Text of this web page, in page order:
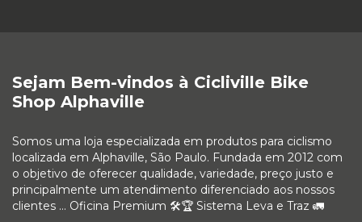
Sejam Bem-vindos à Cicliville Bike
Shop Alphaville
Somos uma loja especializada em produtos para ciclismo
localizada em Alphaville, São Paulo. Fundada em 2012 com
o objetivo de oferecer qualidade, variedade, preço justo e
principalmente um atendimento diferenciado aos nossos
clientes ... Oficina Premium 🛠🏆 Sistema Leva e Traz 🚛